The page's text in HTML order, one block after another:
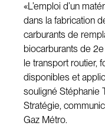
«L’emploi d’un
dans la fabrication
carburants de
biocarburants de
le transport routier,
disponibles et
souligné Stéphanie
Stratégie,
Gaz Métro.